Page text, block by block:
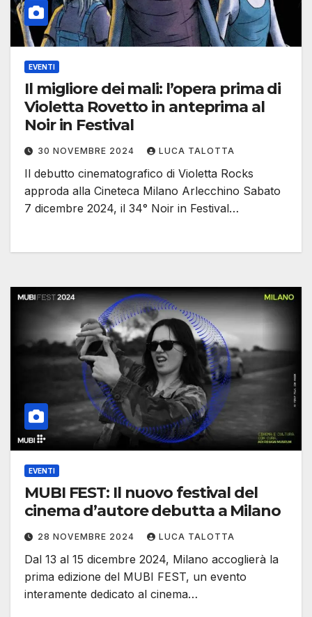
EVENTI
Il migliore dei mali: l’opera prima di
Violetta Rovetto in anteprima al
Noir in Festival
30 NOVEMBRE 2024 LUCA TALOTTA
Il debutto cinematografico di Violetta Rocks
approda alla Cineteca Milano Arlecchino Sabato
7 dicembre 2024, il 34° Noir in Festival…
EVENTI
MUBI FEST: Il nuovo festival del
cinema d’autore debutta a Milano
28 NOVEMBRE 2024 LUCA TALOTTA
Dal 13 al 15 dicembre 2024, Milano accoglierà la
prima edizione del MUBI FEST, un evento
interamente dedicato al cinema…